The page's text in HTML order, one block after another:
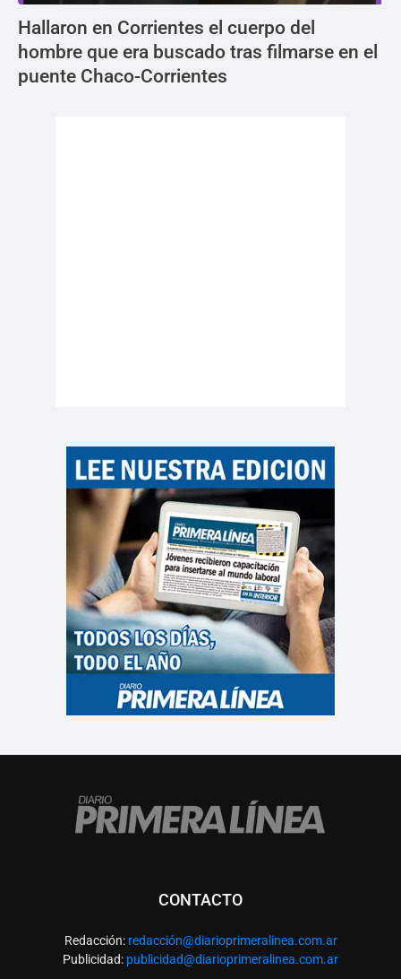
Hallaron en Corrientes el cuerpo del
hombre que era buscado tras filmarse en el
puente Chaco-Corrientes
CONTACTO
Redacción: redacción@diarioprimeralinea.com.ar
Publicidad: publicidad@diarioprimeralinea.com.ar